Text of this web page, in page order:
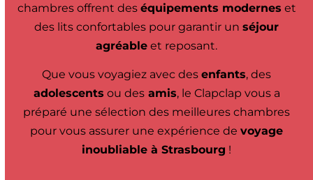
chambres offrent des équipements modernes et
des lits confortables pour garantir un séjour
agréable et reposant.
Que vous voyagiez avec des enfants, des
adolescents ou desamis, le Clapclap vous a
préparé une sélection des meilleures chambres
pour vous assurer une expérience de voyage
inoubliable à Strasbourg !